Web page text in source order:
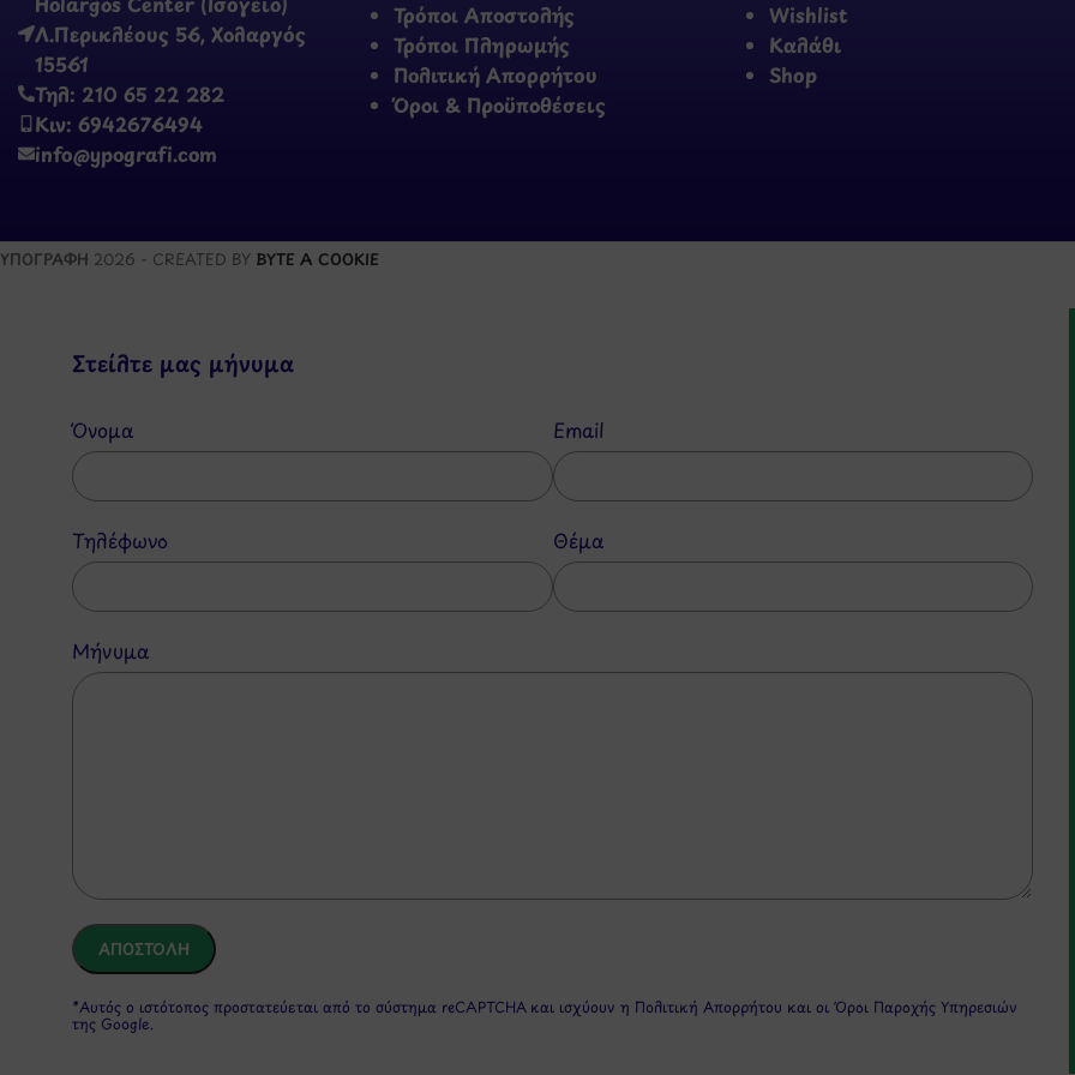
Λ.Περικλέους 56, Χολαργός
15561
Τηλ: 210 65 22 282
Κιν: 6942676494
info@ypografi.com
Τρόποι Αποστολής
Τρόποι Πληρωμής
Πολιτική Απορρήτου
Όροι & Προϋποθέσεις
Wishlist
Καλάθι
Shop
ΥΠΟΓΡΑΦΗ 2026 - CREATED BY BYTE A COOKIE
Στείλτε μας μήνυμα
Όνομα Email
Τηλέφωνο Θέμα
Μήνυμα
*Αυτός ο ιστότοπος προστατεύεται από το σύστημα reCAPTCHA και ισχύουν η Πολιτική Απορρήτου και οιΌροι Παροχής Υπηρεσιών
της Google.